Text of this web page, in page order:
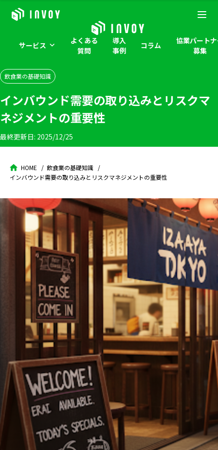
サービス
よくある
質問
導入
事例
コラム
協業パート
募集
飲食業の基礎知識
インバウンド需要の取り込みとリスクマ
ネジメントの重要性
最終更新日: 2025/12/25
HOME
飲食業の基礎知識
インバウンド需要の取り込みとリスクマネジメントの重要性